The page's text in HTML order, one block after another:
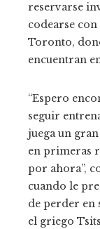
reservarse
codearse
Toronto,
encuentran
“Espero
seguir
juega un
en primeras
por ahora”,
cuando le
de perder en
el griego